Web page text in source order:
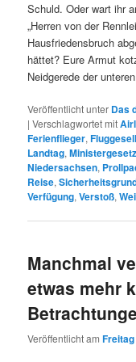
Schuld. Oder wart ihr
„Herren von der
Hausfriedensbruch
hättet? Eure Armut
Neidgerede der
Veröffentlicht unter Das
|Verschlagwortet mit
Ferienflieger,
Landtag,Ministergesetz
Niedersachsen,
Reise,
Verfügung,Verstoß,
Manchmal
etwas mehr
Veröffentlicht am